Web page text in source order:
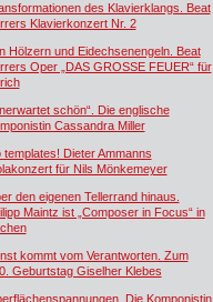
des Klavierklangs. Beat
Klavierkonzert Nr. 2
Hölzern und Eidechsenengeln. Beat
Oper „DAS GROSSE FEUER“ für
schön“. Die englische
Cassandra Miller
templates! Dieter Ammanns
für Nils Mönkemeyer
den eigenen Tellerrand hinaus.
Maintz ist „Composer in Focus“ in
kommt vom Verantworten. Zum
Geburtstag Giselher Klebes
Die Komponistin